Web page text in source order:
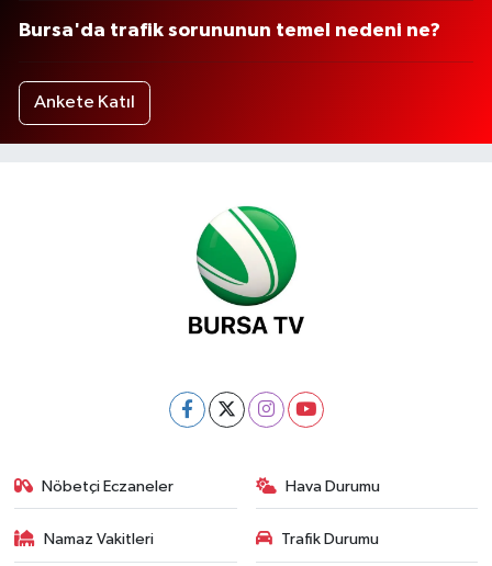
Bursa'da trafik sorununun temel nedeni ne?
Ankete Katıl
Nöbetçi Eczaneler Hava Durumu
Namaz Vakitleri Trafik Durumu